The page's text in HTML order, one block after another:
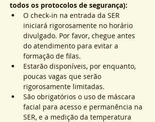
todos os protocolos de segurança):
O check-in na entrada da SER
iniciará rigorosamente no horário
divulgado. Por favor, chegue antes
do atendimento para evitar a
formação de filas.
Estarão disponíveis, por enquanto,
poucas vagas que serão
rigorosamente limitadas.
São obrigatórios o uso de máscara
facial para acesso e permanência na
SER, e a medição da temperatura